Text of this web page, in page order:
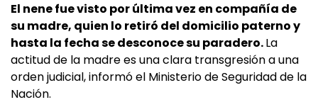
El nene fue visto por última vez en compañía de
su madre, quien lo retiró del domicilio paterno y
hasta la fecha se desconoce su paradero.La
actitud de la madre es una clara transgresión a una
orden judicial, informó el Ministerio de Seguridad de la
Nación.